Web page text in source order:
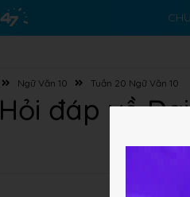
Ngữ Văn 10 Tuần 20 Ngữ Văn 10
Hỏi đáp về